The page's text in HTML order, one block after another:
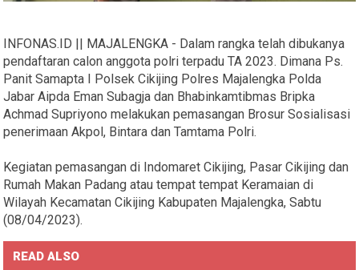
INFONAS.ID || MAJALENGKA - Dalam rangka telah dibukanya
pendaftaran calon anggota polri terpadu TA 2023. Dimana Ps.
Panit Samapta I Polsek Cikijing Polres Majalengka Polda
Jabar Aipda Eman Subagja dan Bhabinkamtibmas Bripka
Achmad Supriyono melakukan pemasangan Brosur Sosialisasi
penerimaan Akpol, Bintara dan Tamtama Polri.
Kegiatan pemasangan di Indomaret Cikijing, Pasar Cikijing dan
Rumah Makan Padang atau tempat tempat Keramaian di
Wilayah Kecamatan Cikijing Kabupaten Majalengka, Sabtu
(08/04/2023).
READ ALSO